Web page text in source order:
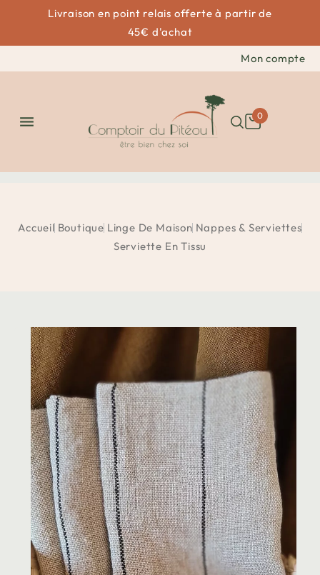
Livraison en point relais offerte à partir de
45€ d'achat
Mon compte
 0
Accueil Boutique Linge De Maison Nappes & Serviettes
Serviette En Tissu